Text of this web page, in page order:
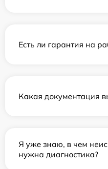
Есть ли гарантия на
Какая документация
Я уже знаю, в чем
нужна диагностика?